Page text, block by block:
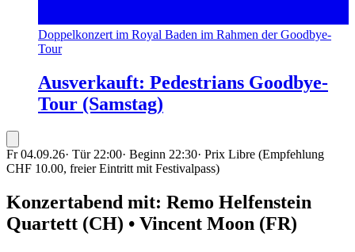
Doppelkonzert im Royal Baden im Rahmen der Goodbye-
Tour
Ausverkauft: Pedestrians Goodbye-
Tour (Samstag)
Fr 04.09.26· Tür 22:00· Beginn 22:30· Prix Libre (Empfehlung
CHF 10.00, freier Eintritt mit Festivalpass)
Konzertabend mit: Remo Helfenstein
Quartett (CH) • Vincent Moon (FR)